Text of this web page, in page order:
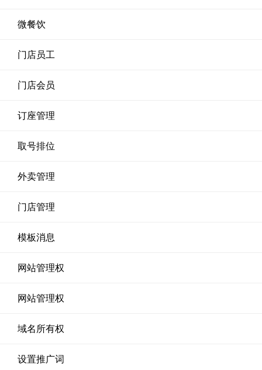
微餐饮
门店员工
门店会员
订座管理
取号排位
外卖管理
门店管理
模板消息
网站管理权
网站管理权
域名所有权
设置推广词